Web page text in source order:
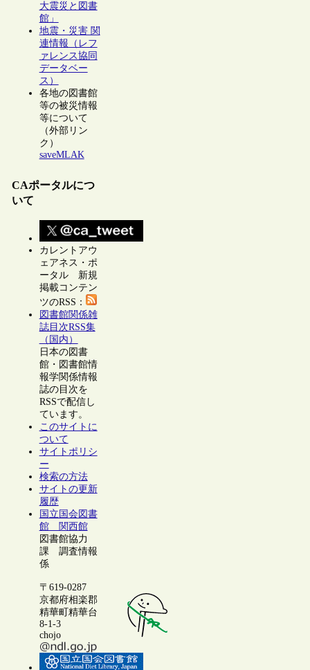
大震災と図書
館」
地震・災害 関
連情報（レフ
ァレンス協同
データベー
ス）
各地の図書館
等の被災情報
等について
（外部リン
ク）
saveMLAK
CAポータルにつ
いて
カレントアウ
ェアネス・ポ
ータル 新規
掲載コンテン
ツのRSS：
図書館関係雑
誌目次RSS集
（国内）
日本の図書
館・図書館情
報学関係情報
誌の目次を
RSSで配信し
ています。
このサイトに
ついて
サイトポリシ
ー
検索の方法
サイトの更新
履歴
国立国会図書
館 関西館
図書館協力
課 調査情報
係
〒619-0287
京都府相楽郡
精華町精華台
8-1-3
chojo